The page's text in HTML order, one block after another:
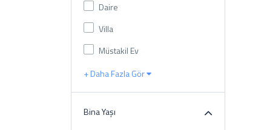
Daire
Villa
Müstakil Ev
+ Daha Fazla Gör
Bina Yaşı